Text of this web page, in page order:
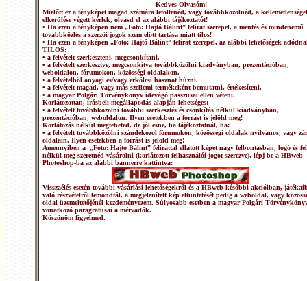
Kedves Olvasóm!
Mielőtt ez a fényképet magad számára letöltenéd, vagy továbbközölnéd, a
elkerülése végett kérlek, olvasd el az alábbi tájékoztatót!
• Ha ezen a fényképen nem „Foto: Hajtó Bálint” felirat szerepel, a mentés és mindenemű
továbbközlés a szerzői jogok szem előtt tartása miatt tilos!
• Ha ezen a fényképen „Foto: Hajtó Bálint” felirat szerepel, az alábbi lehetőségek
TILOS:
• a felvételt szerkeszteni, megcsonkítani.
• a felvételt szerkesztve, megcsonkítva továbbközölni kiadványban, prezentációban,
weboldalon, fórumokon, közösségi oldalakon.
• a felvételből anyagi és/vagy erkölcsi hasznot húzni.
• a felvételt magad, vagy más szellemi termékeként bemutatni, értékesíteni.
• a magyar Polgári Törvénykönyv idevágó passzusai ellen véteni.
Korlátozottan, írásbeli megállapodás alapján lehetséges:
• a felvételt továbbközölni további szerkesztés és csonkítás nélkül kiadványban,
prezentációban, weboldalon. Ilyen esetekben a forrást is jelöld meg!
Korlátozás nélkül megteheted, de jól esne, ha tájékoztatnál, ha:
• a felvételt továbbközölni szándékozol fórumokon, közösségi oldalak nyílvános, vagy
oldalain. Ilyen esetekben a forrást is jelöld meg!
Amennyiben a „Foto: Hajtó Bálint” felirattal ellátott képet nagy felbontásban, logó és
nélkül meg szeretnéd vásárolni (korlátozott felhasználói jogot szerezve), lépj be a HBweb
Photoshop-ba az alábbi bannerre kattintva:
Visszaélés esetén további vásárlási lehetőségekről és a HBweb későbbi akcióiban,
való részvételről lemondtál, a megjelenített kép eltüntetését pedig a weboldal, vagy
oldal üzemeltetőjénél kezdeményezem. Súlyosabb esetben a magyar Polgári
vonatkozó paragrafusai a mérvadók.
Köszönöm figyelmed.